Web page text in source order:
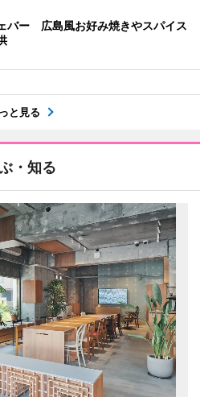
バー 広島風お好み焼きやスパイス
と見る
・知る